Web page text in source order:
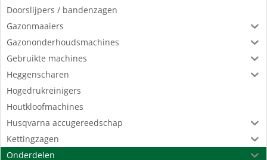
Doorslijpers / bandenzagen
Gazonmaaiers
Gazononderhoudsmachines
Gebruikte machines
Heggenscharen
Hogedrukreinigers
Houtkloofmachines
Husqvarna accugereedschap
Kettingzagen
Onderdelen